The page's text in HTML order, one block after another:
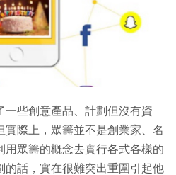
一些創意產品、計劃但沒有資
際上，眾籌並不是創業家、名
用眾籌的概念去實行各式各樣的
的話，實在很難突出重圍引起他